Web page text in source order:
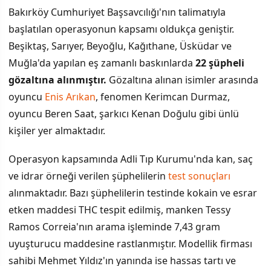
Bakırköy Cumhuriyet Başsavcılığı'nın talimatıyla
başlatılan operasyonun kapsamı oldukça geniştir.
Beşiktaş, Sarıyer, Beyoğlu, Kağıthane, Üsküdar ve
Muğla'da yapılan eş zamanlı baskınlarda 22 şüpheli
gözaltına alınmıştır. Gözaltına alınan isimler arasında
oyuncu Enis Arıkan, fenomen Kerimcan Durmaz,
oyuncu Beren Saat, şarkıcı Kenan Doğulu gibi ünlü
kişiler yer almaktadır.
Operasyon kapsamında Adli Tıp Kurumu'nda kan, saç
ve idrar örneği verilen şüphelilerin test sonuçları
alınmaktadır. Bazı şüphelilerin testinde kokain ve esrar
etken maddesi THC tespit edilmiş, manken Tessy
Ramos Correia'nın arama işleminde 7,43 gram
uyuşturucu maddesine rastlanmıştır. Modellik firması
sahibi Mehmet Yıldız'ın yanında ise hassas tartı ve